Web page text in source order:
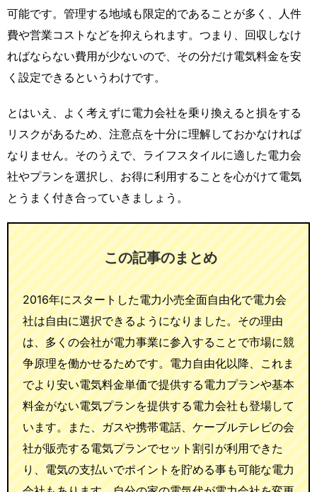
可能です。管理する地域も限定的であることが多く、人件
費や営業コストなどを抑えられます。つまり、回収しなけ
ればならない費用が少ないので、その分だけ電気料金を安
く設定できるというわけです。
とはいえ、よく考えずに電力会社を乗り換えると損をする
リスクがあるため、注意点を十分に理解しておかなければ
なりません。そのうえで、ライフスタイルに適した電力会
社やプランを選択し、お得に利用することを心がけて電気
とうまく付き合っていきましょう。
この記事のまとめ
2016年にスタートした電力小売全面自由化で電力会
社は自由に選択できるようになりました。その理由
は、多くの会社が電力事業に参入することで市場に競
争原理を働かせるためです。電力自由化以降、これま
でより安い電気料金単価で提供する電力プランや基本
料金がない電気プランを提供する電力会社も登場して
います。また、ガスや携帯電話、ケーブルテレビの会
社が販売する電気プランでセット割引が利用できた
り、電気の支払いでポイントを貯める事も可能な電力